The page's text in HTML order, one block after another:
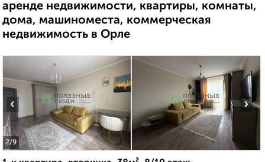
аренде недвижимости, квартиры, комнаты,
дома, машиноместа, коммерческая
недвижимость в Орле
2/9
‹ ›